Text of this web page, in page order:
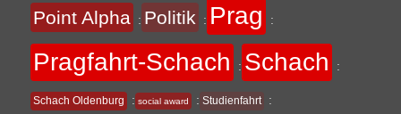
Point Alpha : Politik : Prag :
Pragfahrt-Schach : Schach :
Schach Oldenburg : social award : Studienfahrt :